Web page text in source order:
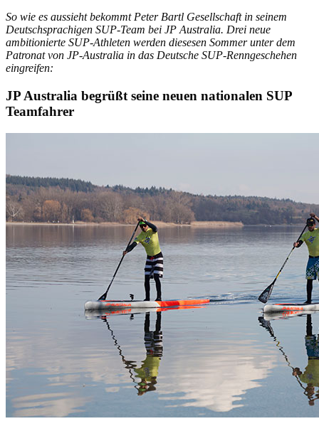
So wie es aussieht bekommt Peter Bartl Gesellschaft in seinem
Deutschsprachigen SUP-Team bei JP Australia. Drei neue
ambitionierte SUP-Athleten werden diesesen Sommer unter dem
Patronat von JP-Australia in das Deutsche SUP-Renngeschehen
eingreifen:
JP Australia begrüßt seine neuen nationalen SUP
Teamfahrer